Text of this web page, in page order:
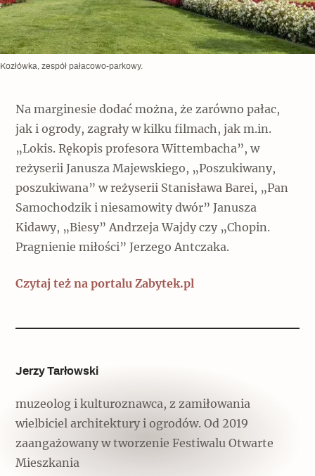
Kozłówka, zespół pałacowo-parkowy.
Na marginesie dodać można, że zarówno pałac,
jak i ogrody, zagrały w kilku filmach, jak m.in.
„Lokis. Rękopis profesora Wittembacha”, w
reżyserii Janusza Majewskiego, „Poszukiwany,
poszukiwana” w reżyserii Stanisława Barei, „Pan
Samochodzik i niesamowity dwór” Janusza
Kidawy, „Biesy” Andrzeja Wajdy czy „Chopin.
Pragnienie miłości” Jerzego Antczaka.
Czytaj też na portalu Zabytek.pl
Jerzy Tarłowski
muzeolog i kulturoznawca, z zamiłowania
wielbiciel architektury i ogrodów. Od 2019
zaangażowany w tworzenie Festiwalu Otwarte
Mieszkania